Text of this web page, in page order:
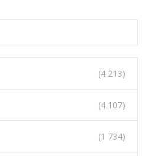
(4 213)
(4 107)
(1 734)